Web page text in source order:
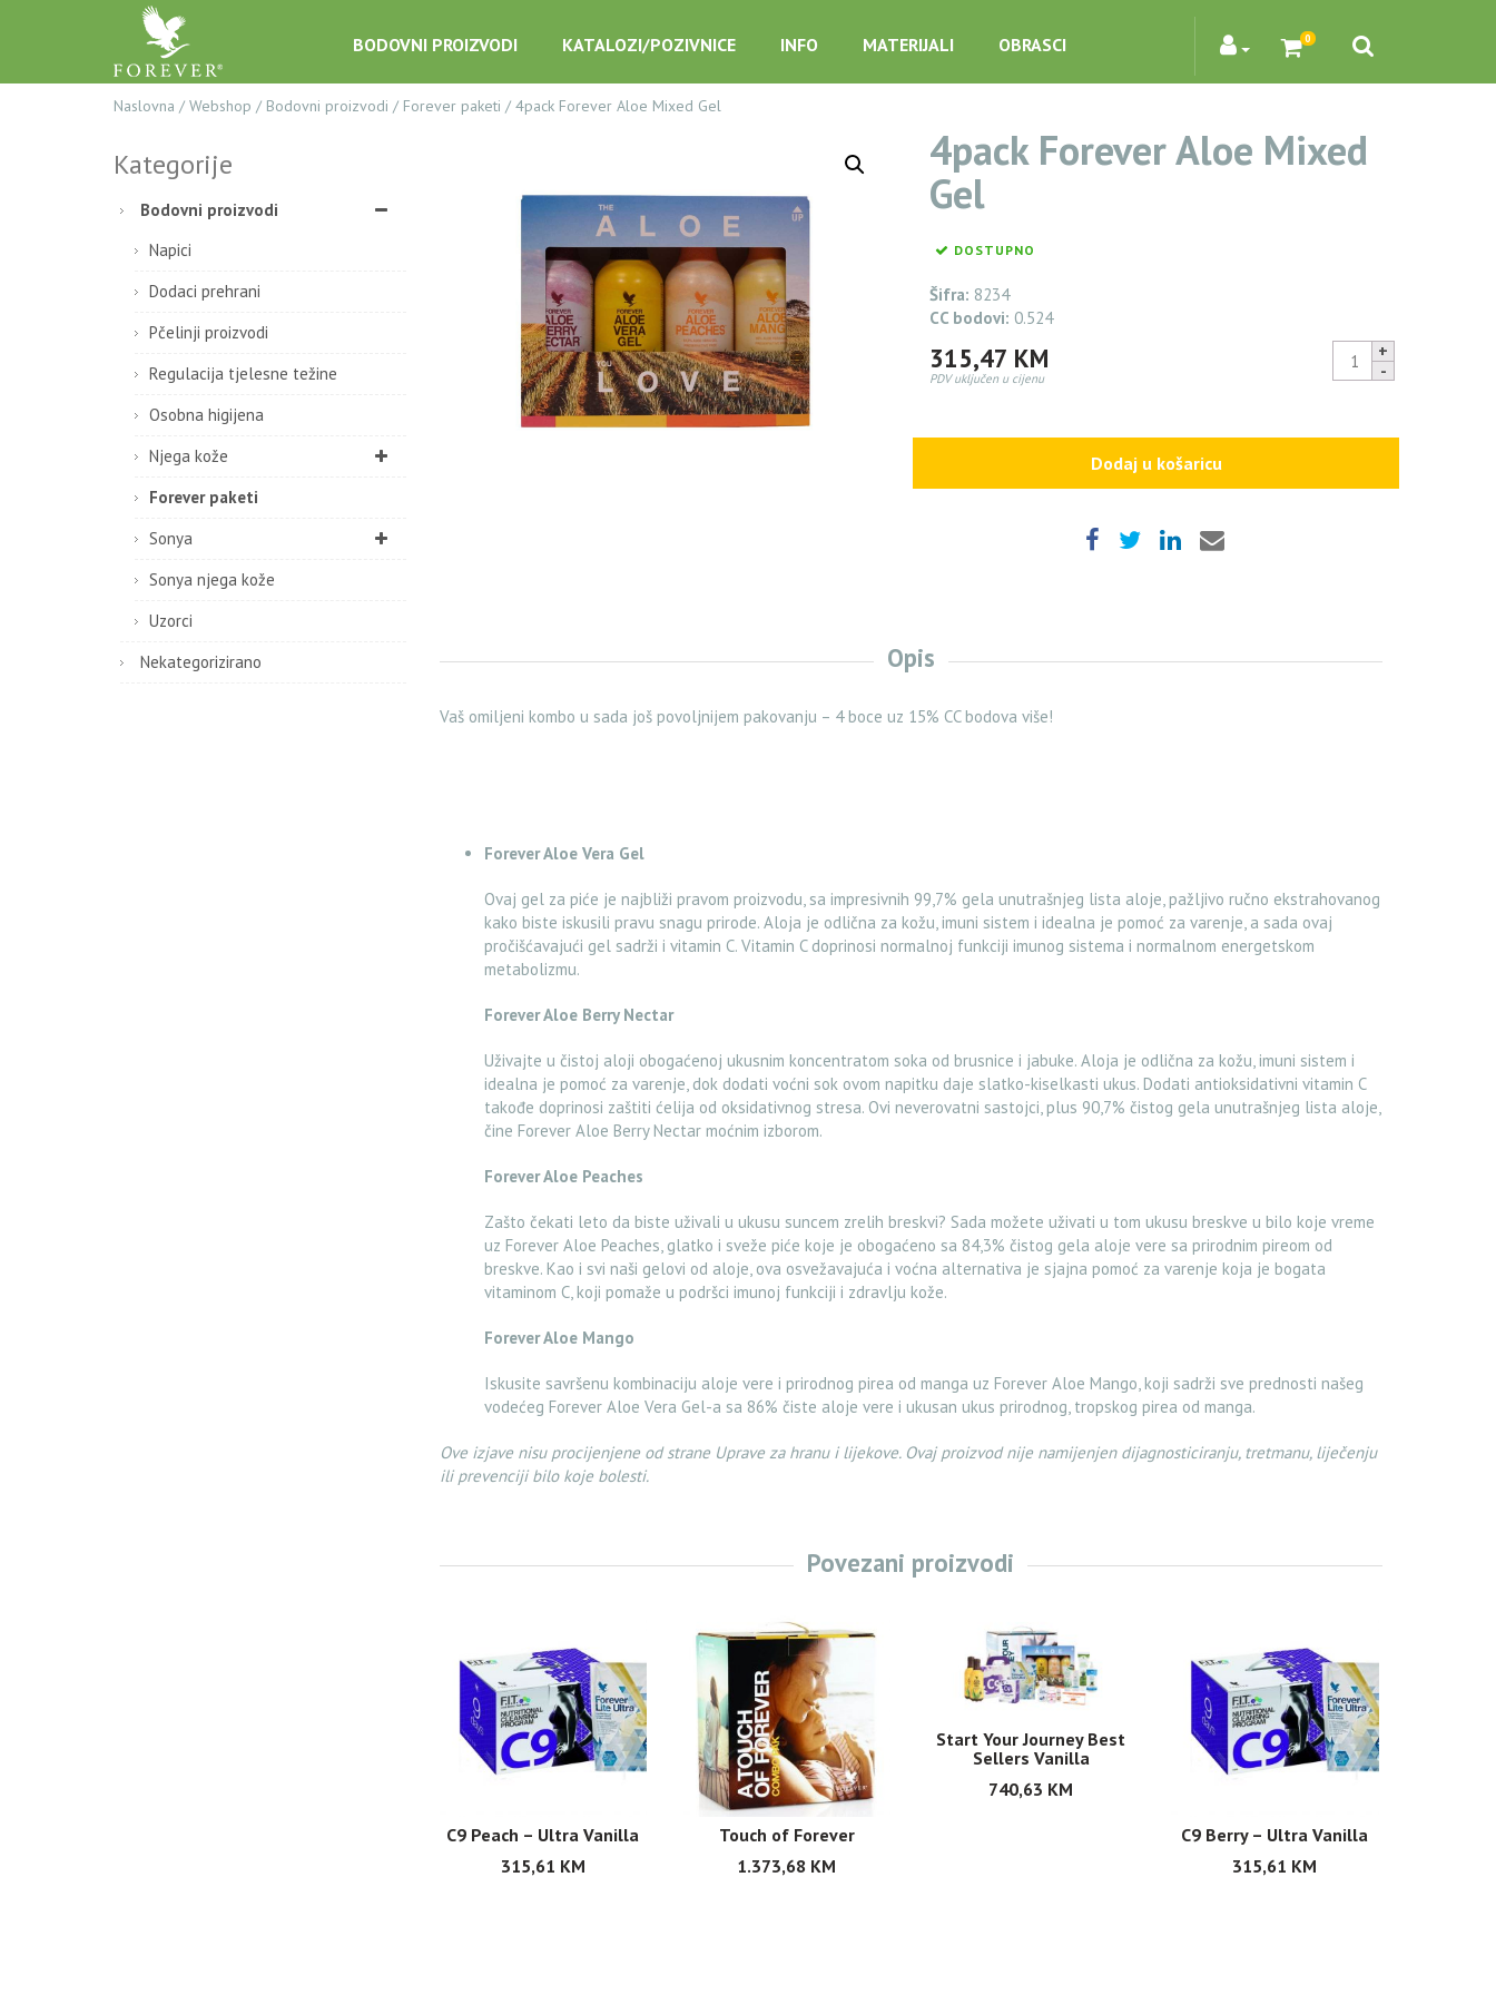
0
BODOVNI PROIZVODI KATALOZI/POZIVNICE INFO MATERIJALI OBRASCI
Naslovna / Webshop / Bodovni proizvodi / Forever paketi / 4pack Forever Aloe Mixed Gel
Kategorije
Bodovni proizvodi
Napici
Dodaci prehrani
Pčelinji proizvodi
Regulacija tjelesne težine
Osobna higijena
Njega kože
Forever paketi
Sonya
Sonya njega kože
Uzorci
Nekategorizirano
4pack Forever Aloe Mixed
Gel
DOSTUPNO
Šifra: 8234
CC bodovi: 0.524
315,47 KM
PDV uključen u cijenu
4pack
Forever
Gel
Dodaj u košaricu
Opis
Vaš omiljeni kombo u sada još povoljnijem pakovanju – 4 boce uz 15% CC bodova više!
Forever Aloe Vera Gel
Ovaj gel za piće je najbliži pravom proizvodu, sa impresivnih 99,7% gela unutrašnjeg lista aloje, pažljivo ručno ekstrahovanog
kako biste iskusili pravu snagu prirode. Aloja je odlična za kožu, imuni sistem i idealna je pomoć za varenje, a sada ovaj
pročišćavajući gel sadrži i vitamin C. Vitamin C doprinosi normalnoj funkciji imunog sistema i normalnom energetskom
metabolizmu.
Forever Aloe Berry Nectar
Uživajte u čistoj aloji obogaćenoj ukusnim koncentratom soka od brusnice i jabuke. Aloja je odlična za kožu, imuni sistem i
idealna je pomoć za varenje, dok dodati voćni sok ovom napitku daje slatko-kiselkasti ukus. Dodati antioksidativni vitamin C
takođe doprinosi zaštiti ćelija od oksidativnog stresa. Ovi neverovatni sastojci, plus 90,7% čistog gela unutrašnjeg lista aloje,
čine Forever Aloe Berry Nectar moćnim izborom.
Forever Aloe Peaches
Zašto čekati leto da biste uživali u ukusu suncem zrelih breskvi? Sada možete uživati u tom ukusu breskve u bilo koje vreme
uz Forever Aloe Peaches, glatko i sveže piće koje je obogaćeno sa 84,3% čistog gela aloje vere sa prirodnim pireom od
breskve. Kao i svi naši gelovi od aloje, ova osvežavajuća i voćna alternativa je sjajna pomoć za varenje koja je bogata
vitaminom C, koji pomaže u podršci imunoj funkciji i zdravlju kože.
Forever Aloe Mango
Iskusite savršenu kombinaciju aloje vere i prirodnog pirea od manga uz Forever Aloe Mango, koji sadrži sve prednosti našeg
vodećeg Forever Aloe Vera Gel-a sa 86% čiste aloje vere i ukusan ukus prirodnog, tropskog pirea od manga.
Ove izjave nisu procijenjene od strane Uprave za hranu i lijekove. Ovaj proizvod nije namijenjen dijagnosticiranju, tretmanu, liječenju
ili prevenciji bilo koje bolesti.
Povezani proizvodi
C9 Peach – Ultra Vanilla
315,61 KM
Touch of Forever
1.373,68 KM
Start Your Journey Best
Sellers Vanilla
740,63 KM
C9 Berry – Ultra Vanilla
315,61 KM